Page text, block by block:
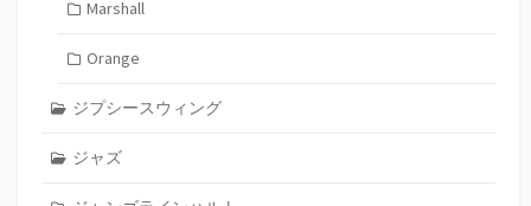
Marshall
Orange
ジプシースウィング
ジャズ